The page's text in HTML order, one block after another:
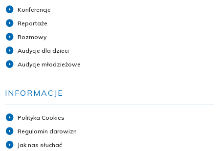
Konferencje
Reportaże
Rozmowy
Audycje dla dzieci
Audycje młodzieżowe
INFORMACJE
Polityka Cookies
Regulamin darowizn
Jak nas słuchać